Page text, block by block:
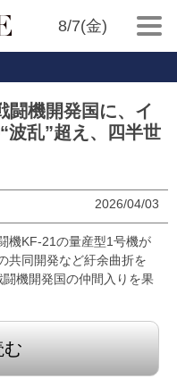
8/7(金)
闘機開発国に、イ
波乱”超え、四半世
2026/04/03
機KF-21の量産型1号機が
共同開発など紆余曲折を
機開発国の仲間入りを果
む